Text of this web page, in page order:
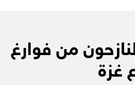
من فوارغ
غزة